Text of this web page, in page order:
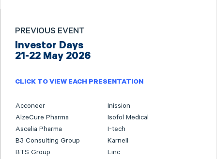
PREVIOUS EVENT
Investor Days
21-22 May 2026
CLICK TO VIEW EACH PRESENTATION
Acconeer
Inission
AlzeCure Pharma
Isofol Medical
Ascelia Pharma
I-tech
B3 Consulting Group
Karnell
BTS Group
Linc